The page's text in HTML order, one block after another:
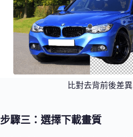
比對去背前後差異
步驟三：選擇下載畫質